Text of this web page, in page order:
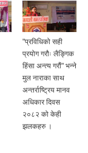
"प्रविधिको सही
प्रयोग गरौः लैङ्गिक
हिंसा अन्त्य गरौं" भन्ने
मुल नाराका साथ
अन्तर्राष्ट्रिय मानव
अधिकार दिवस
२०८२ को केही
झलकहरु ।